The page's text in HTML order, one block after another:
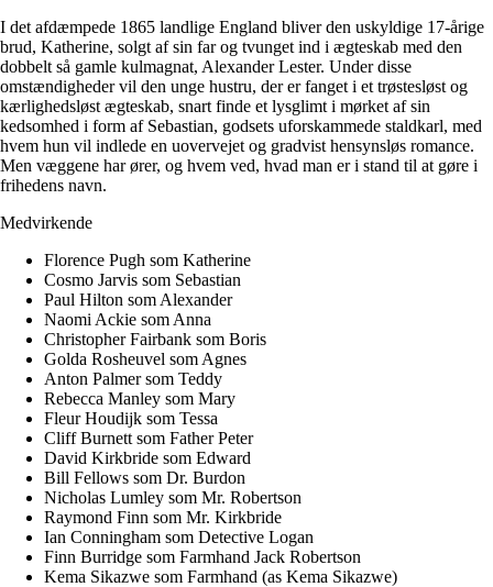
I det afdæmpede 1865 landlige England bliver den uskyldige 17-årige
brud, Katherine, solgt af sin far og tvunget ind i ægteskab med den
dobbelt så gamle kulmagnat, Alexander Lester. Under disse
omstændigheder vil den unge hustru, der er fanget i et trøstesløst og
kærlighedsløst ægteskab, snart finde et lysglimt i mørket af sin
kedsomhed i form af Sebastian, godsets uforskammede staldkarl, med
hvem hun vil indlede en uovervejet og gradvist hensynsløs romance.
Men væggene har ører, og hvem ved, hvad man er i stand til at gøre i
frihedens navn.
Medvirkende
Florence Pugh som Katherine
Cosmo Jarvis som Sebastian
Paul Hilton som Alexander
Naomi Ackie som Anna
Christopher Fairbank som Boris
Golda Rosheuvel som Agnes
Anton Palmer som Teddy
Rebecca Manley som Mary
Fleur Houdijk som Tessa
Cliff Burnett som Father Peter
David Kirkbride som Edward
Bill Fellows som Dr. Burdon
Nicholas Lumley som Mr. Robertson
Raymond Finn som Mr. Kirkbride
Ian Conningham som Detective Logan
Finn Burridge som Farmhand Jack Robertson
Kema Sikazwe som Farmhand (as Kema Sikazwe)